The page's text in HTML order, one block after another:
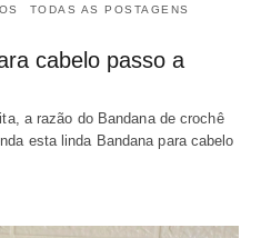
TODAS AS POSTAGENS
cabelo passo a
a razão do Bandana de crochê
esta linda Bandana para cabelo